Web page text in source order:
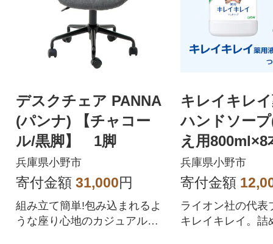
デスクチェア PANNA
(パンナ) 【チャコー
ル/黒脚】 1脚
兵庫県小野市
寄付金額 31,000円
組み立て簡単!包み込まれるよ
うな座り心地のカジュアルオ
キレイキレ
ハンドソー
え用800ml×8
兵庫県小野市
寄付金額
ライオン社の代表
キレイキレイ。詰